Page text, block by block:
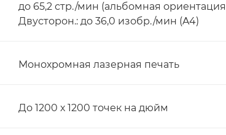
до 65,2 стр./мин (альбомная ориентация
Двусторон.: до 36,0 изобр./мин (A4)
Монохромная лазерная печать
До 1200 х 1200 точек на дюйм